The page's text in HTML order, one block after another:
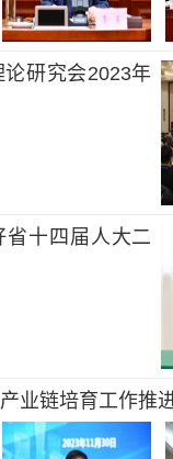
研究会2023年
省十四届人大二
业链培育工作推